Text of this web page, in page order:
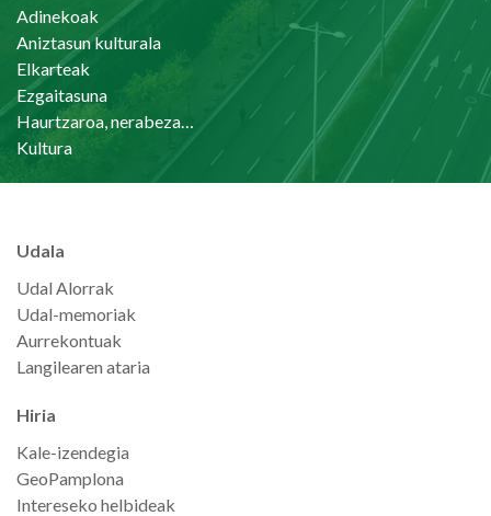
Adinekoak
Aniztasun kulturala
Elkarteak
Ezgaitasuna
Kultura
Udala
Udal Alorrak
Udal-memoriak
Aurrekontuak
Langilearen ataria
Hiria
Kale-izendegia
GeoPamplona
Intereseko helbideak